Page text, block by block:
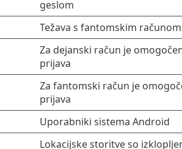
geslom
Težava s fantomskim računom
Za dejanski račun je
prijava
Za fantomski račun je
prijava
Uporabniki sistema Android
Lokacijske storitve so